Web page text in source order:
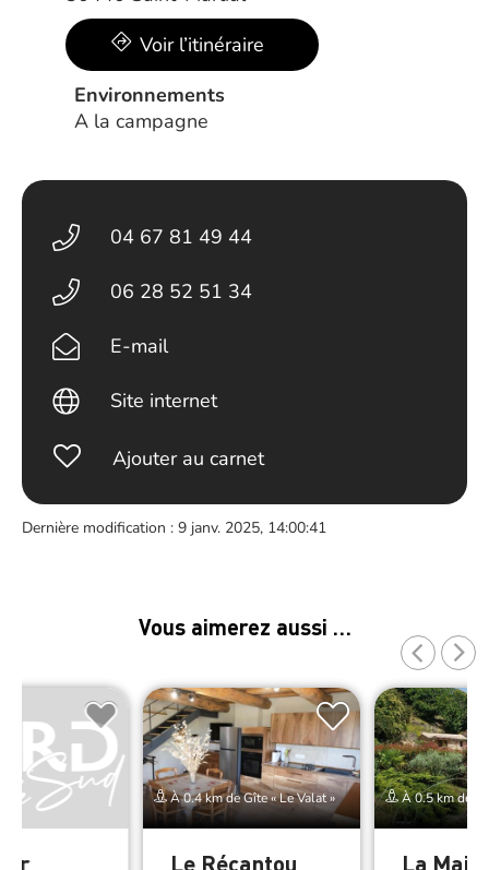
Voir l’itinéraire
Environnements
A la campagne
04 67 81 49 44
06 28 52 51 34
E-mail
Site internet
Ajouter au carnet
Dernière modification : 9 janv. 2025, 14:00:41
Vous aimerez aussi …
À 0.4 km de Gîte « Le Valat »
Le Récantou
À 0.5 km de
La